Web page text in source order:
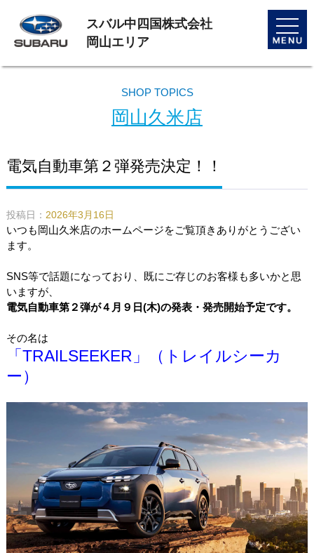
toggle
スバル中四国株式会社
岡山エリア
SHOP TOPICS
岡山久米店
電気自動車第２弾発売決定！！
投稿日： 2026年3月16日
いつも岡山久米店のホームページをご覧頂きありがとうござい
ます。
SNS等で話題になっており、既にご存じのお客様も多いかと思
いますが、
電気自動車第２弾が４月９日(木)の発表・発売開始予定です。
その名は
「TRAILSEEKER」（トレイルシーカ
ー）